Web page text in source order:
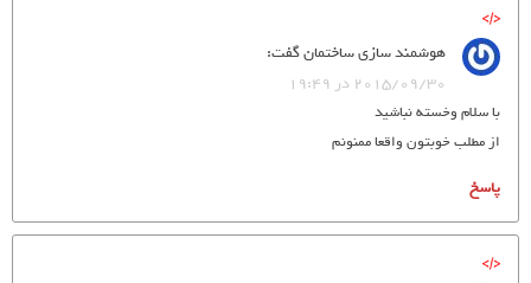
هوشمند سازی ساختمانگفت:
2015/09/30 در 19:49
با سلام وخسته نباشید
از مطلب خوبتون واقعا ممنونم
پاسخ